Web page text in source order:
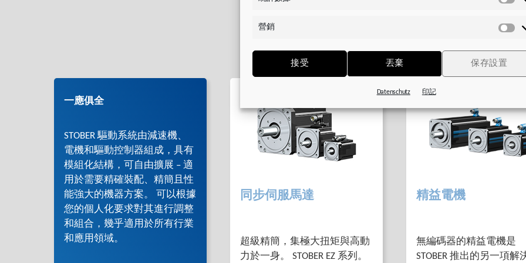
數
營銷
接受 丟棄 保存設置
Datenschutz 印記
一應俱全
STOBER 驅動系統由減速機、
電機和驅動控制器組成，具有
模組化結構，可自由擴展 – 適
用於需要精確裝配、精簡且性
能強大的機器方案。 可以根據
您的個人化要求對其進行調整
和組合，幾乎適用於所有行業
和應用領域。
同步伺服馬達
超級精簡，集極大扭矩與高動
力於一身。 STOBER EZ 系列。
精益電機
無編碼器的精益電機是
STOBER 推出的另一項解